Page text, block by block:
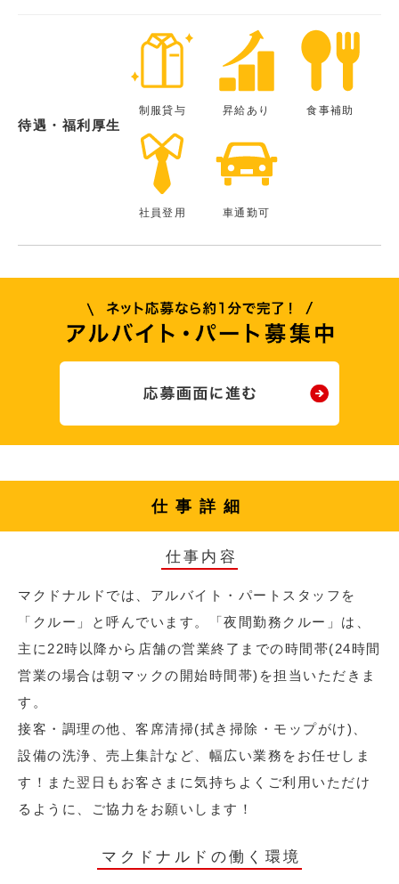
待遇・福利厚生
制服貸与 昇給あり 食事補助
社員登用 車通勤可
仕事詳細
仕事内容
マクドナルドでは、アルバイト・パートスタッフを
「クルー」と呼んでいます。「夜間勤務クルー」は、
主に22時以降から店舗の営業終了までの時間帯(24時間
営業の場合は朝マックの開始時間帯)を担当いただきま
す。
接客・調理の他、客席清掃(拭き掃除・モップがけ)、
設備の洗浄、売上集計など、幅広い業務をお任せしま
す！また翌日もお客さまに気持ちよくご利用いただけ
るように、ご協力をお願いします！
マクドナルドの働く環境